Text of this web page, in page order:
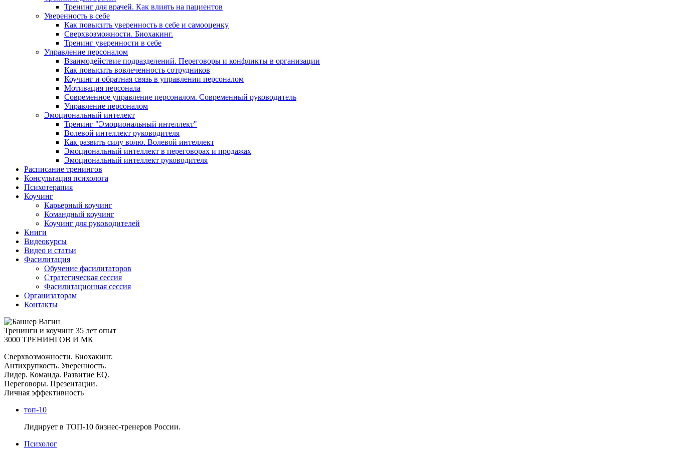
Тренинг для врачей. Как влиять на пациентов
Уверенность в себе
Как повысить уверенность в себе и самооценку
Сверхвозможности. Биохакинг.
Тренинг уверенности в себе
Управление персоналом
Взаимодействие подразделений. Переговоры и конфликты в организации
Как повысить вовлеченность сотрудников
Коучинг и обратная связь в управлении персоналом
Мотивация персонала
Современное управление персоналом. Современный руководитель
Управление персоналом
Эмоциональный интелект
Тренинг "Эмоциональный интеллект"
Волевой интеллект руководителя
Как развить силу волю. Волевой интеллект
Эмоциональный интеллект в переговорах и продажах
Эмоциональный интеллект руководителя
Расписание тренингов
Консультация психолога
Психотерапия
Коучинг
Карьерный коучинг
Командный коучинг
Коучинг для руководителей
Книги
Видеокурсы
Видео и статьи
Фасилитация
Обучение фасилитаторов
Стратегическая сессия
Фасилитационная сессия
Организаторам
Контакты
Тренинги и коучинг 35 лет опыт
3000 ТРЕНИНГОВ И МК
Сверхвозможности. Биохакинг.
Антихрупкость. Уверенность.
Лидер. Команда. Развитие EQ.
Переговоры. Презентации.
Личная эффективность
топ-10
Лидирует в ТОП-10 бизнес-тренеров России.
Психолог